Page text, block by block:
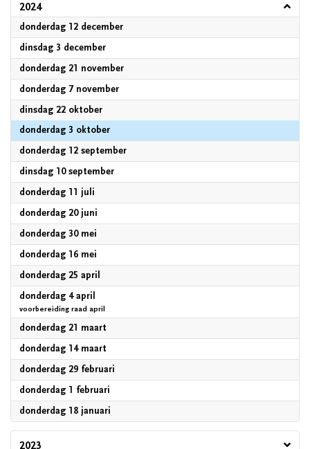
2024
donderdag 12 december2024
dinsdag 3 december2024
donderdag 21 november2024
donderdag 7 november2024
dinsdag 22 oktober2024
donderdag 3 oktober2024
donderdag 12 september2024
dinsdag 10 september2024
donderdag 11 juli
donderdag 20 juni
donderdag 30 mei
donderdag 16 mei
donderdag 25 april
donderdag 4 april
voorbereiding raad april
donderdag 21 maart2024
donderdag 14 maart2024
donderdag 29 februari
donderdag 1 februari
donderdag 18 januari
2023